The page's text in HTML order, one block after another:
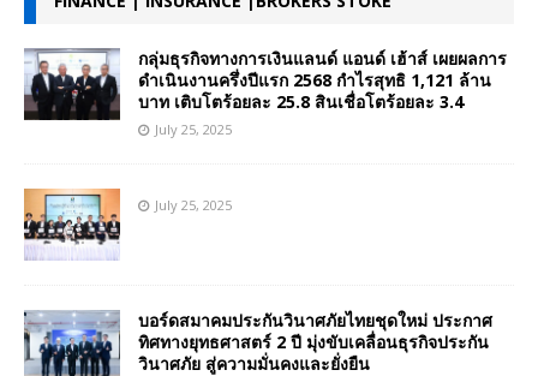
กลุ่มธุรกิจทางการเงินแลนด์ แอนด์ เฮ้าส์ เผยผลการ
ดำเนินงานครึ่งปีแรก 2568 กำไรสุทธิ 1,121 ล้าน
บาท เติบโตร้อยละ 25.8 สินเชื่อโตร้อยละ 3.4
July 25, 2025
July 25, 2025
บอร์ดสมาคมประกันวินาศภัยไทยชุดใหม่ ประกาศ
ทิศทางยุทธศาสตร์ 2 ปี มุ่งขับเคลื่อนธุรกิจประกัน
วินาศภัย สู่ความมั่นคงและยั่งยืน